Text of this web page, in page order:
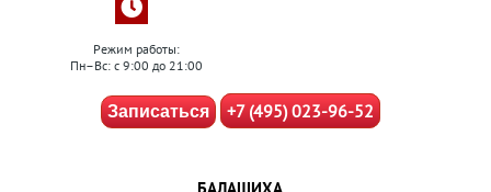
Режим работы:
Пн–Вс: с 9:00 до 21:00
Записаться +7 (495) 023-96-52